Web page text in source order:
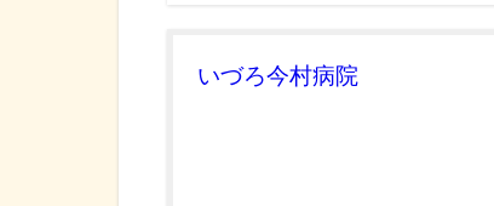
いづろ今村病院